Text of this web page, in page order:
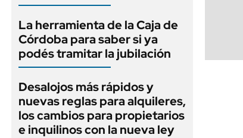
La herramienta de la Caja de
Córdoba para saber si ya
podés tramitar la jubilación
Desalojos más rápidos y
nuevas reglas para alquileres,
los cambios para propietarios
e inquilinos con la nueva ley